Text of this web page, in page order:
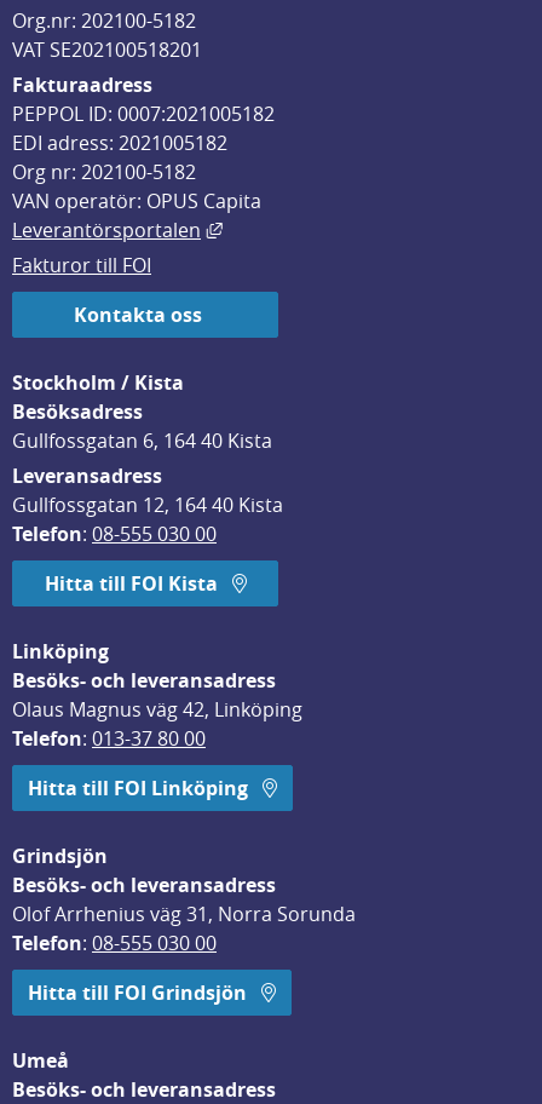
Org.nr: 202100-5182
VAT SE202100518201
Fakturaadress
PEPPOL ID: 0007:2021005182
EDI adress: 2021005182
Org nr: 202100-5182
VAN operatör: OPUS Capita
Leverantörsportalen
Länk till annan webbplats, öppnas
Fakturor till FOI
Kontakta oss
Stockholm / Kista
Besöksadress
Gullfossgatan 6, 164 40 Kista
Leveransadress
Gullfossgatan 12, 164 40 Kista
Telefon: 08-555 030 00
Hitta till FOI Kista
Linköping
Besöks- och leveransadress
Olaus Magnus väg 42, Linköping
Telefon: 013-37 80 00
Hitta till FOI Linköping
Grindsjön
Besöks- och leveransadress
Olof Arrhenius väg 31, Norra Sorunda
Telefon: 08-555 030 00
Hitta till FOI Grindsjön
Umeå
Besöks- och leveransadress